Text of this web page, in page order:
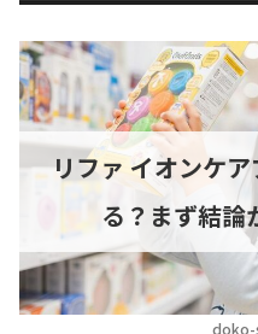
doko-
リファ イオンケ
る？まず結論